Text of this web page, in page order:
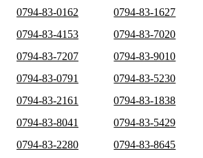
0794-83-0162
0794-83-1627
0794-83-4153
0794-83-7020
0794-83-7207
0794-83-9010
0794-83-0791
0794-83-5230
0794-83-2161
0794-83-1838
0794-83-8041
0794-83-5429
0794-83-2280
0794-83-8645